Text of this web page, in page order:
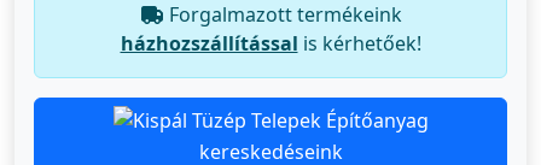
Forgalmazott termékeink
házhozszállítással is kérhetőek!
Építőanyag
kereskedéseink